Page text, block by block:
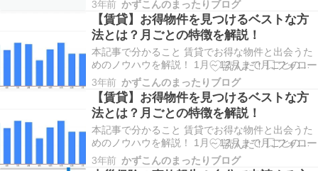
す。また、必要以上に大きな能力のエアコンを選
ぶと、消費電力が無駄になるだけでなく、部屋の
湿度調整がうまくいかず快適さにも影響を及ぼす
ことがあります…
3年前 かずこんのまったりブログ
【賃貸】お得物件を見つけるベストな方
法とは？月ごとの特徴を解説！
本記事で分かること 賃貸でお得な物件と出会うた
めのノウハウを解説！ 1月～12月まで月ごとの特
徴が分かります 特徴に合わせた自分のベストな時
期を探ることができます 部屋探しの時期につい
て、どの時期が良いのか迷いますよね 賃貸業界歴
17年の筆者が人と会って話すと決まって聞かれる
こ…
3年前 かずこんのまったりブログ
【賃貸】お得物件を見つけるベストな方
法とは？月ごとの特徴を解説！
本記事で分かること 賃貸でお得な物件と出会うた
めのノウハウを解説！ 1月～12月まで月ごとの特
徴が分かります 特徴に合わせた自分のベストな時
期を探ることができます 部屋探しの時期につい
3年前 かずこんのまったりブログ